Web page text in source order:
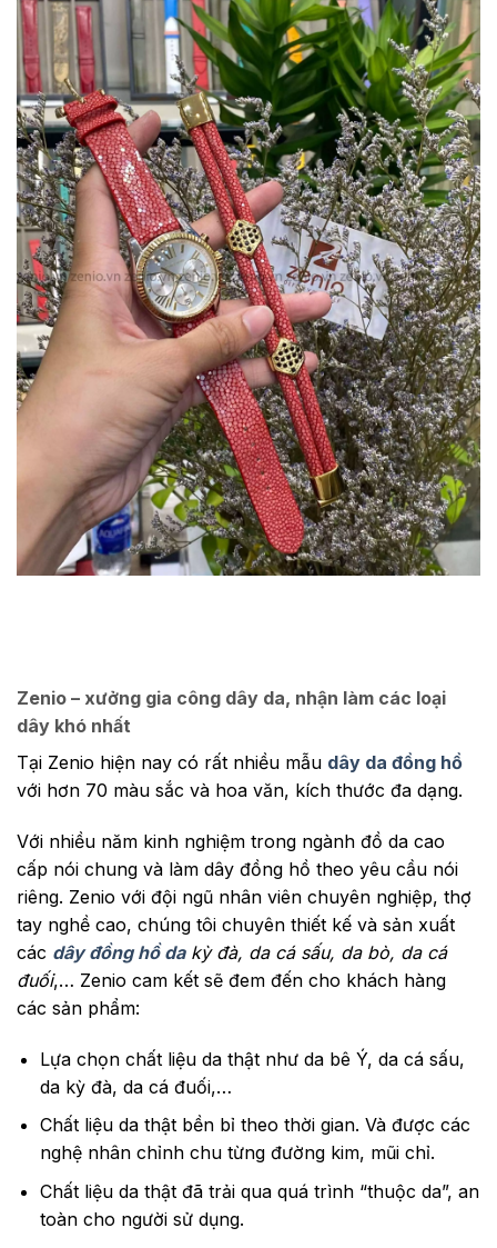
Zenio – xưởng gia công dây da, nhận làm các loại
dây khó nhất
Tại Zenio hiện nay có rất nhiều mẫu dây da đồng hồ
với hơn 70 màu sắc và hoa văn, kích thước đa dạng.
Với nhiều năm kinh nghiệm trong ngành đồ da cao
cấp nói chung và làm dây đồng hồ theo yêu cầu nói
riêng. Zenio với đội ngũ nhân viên chuyên nghiệp, thợ
tay nghề cao, chúng tôi chuyên thiết kế và sản xuất
các dây đồng hồ dakỳ đà, da cá sấu, da bò, da cá
đuối,… Zenio cam kết sẽ đem đến cho khách hàng
các sản phẩm:
Lựa chọn chất liệu da thật như da bê Ý, da cá sấu,
da kỳ đà, da cá đuối,…
Chất liệu da thật bền bỉ theo thời gian. Và được các
nghệ nhân chỉnh chu từng đường kim, mũi chỉ.
Chất liệu da thật đã trải qua quá trình “thuộc da”, an
toàn cho người sử dụng.